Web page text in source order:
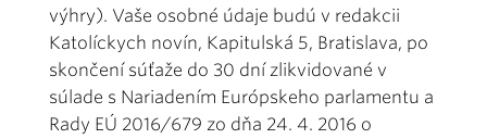
výhry). Vaše osobné údaje budú v redakcii
Katolíckych novín, Kapitulská 5, Bratislava, po
skončení súťaže do 30 dní zlikvidované v
súlade s Nariadením Európskeho parlamentu a
Rady EÚ 2016/679 zo dňa 24. 4. 2016 o